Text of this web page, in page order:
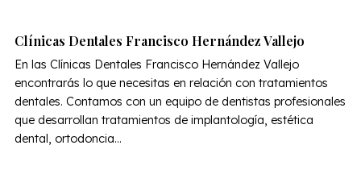
Clínicas Dentales Francisco Hernández Vallejo
En las Clínicas Dentales Francisco Hernández Vallejo
encontrarás lo que necesitas en relación con tratamientos
dentales. Contamos con un equipo de dentistas profesionales
que desarrollan tratamientos de implantología, estética
dental, ortodoncia...